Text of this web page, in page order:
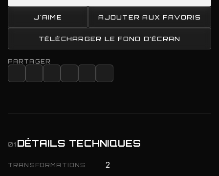
J'AIME AJOUTER AUX FAVORIS
TÉLÉCHARGER LE FOND D'ÉCRAN
PARTAGER
01 DÉTAILS TECHNIQUES
TRANSFORMATIONS 2